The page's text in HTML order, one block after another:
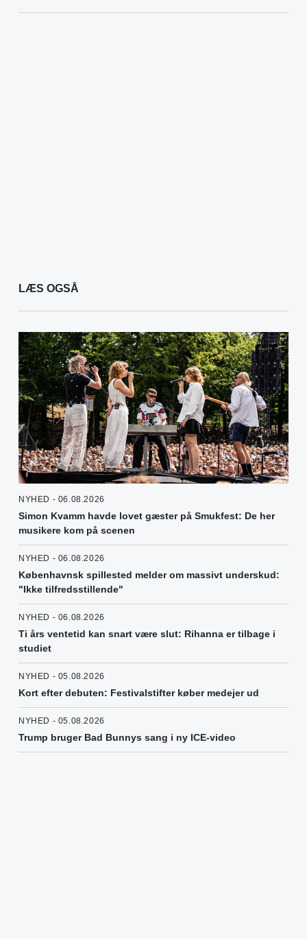
LÆS OGSÅ
NYHED - 06.08.2026
Simon Kvamm havde lovet gæster på Smukfest: De her
musikere kom på scenen
NYHED - 06.08.2026
Københavnsk spillested melder om massivt underskud:
"Ikke tilfredsstillende"
NYHED - 06.08.2026
Ti års ventetid kan snart være slut: Rihanna er tilbage i
studiet
NYHED - 05.08.2026
Kort efter debuten: Festivalstifter køber medejer ud
NYHED - 05.08.2026
Trump bruger Bad Bunnys sang i ny ICE-video